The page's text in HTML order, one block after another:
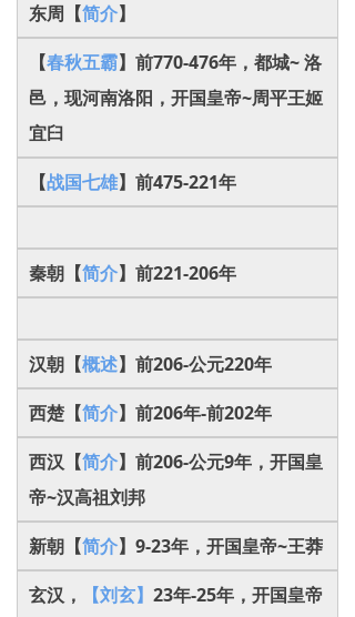
东周【简介】
【春秋五霸】前770-476年， 都城~洛
邑， 现河南洛阳， 开国皇帝~周平王姬
宜臼
【战国七雄】前475-221年
秦朝【简介】前221-206年
汉朝【概述】前206-公元220年
西楚【简介】前206年-前202年
西汉【简介】前206-公元9年，开国皇
帝~汉高祖刘邦
新朝【简介】9-23年，开国皇帝~王莽
玄汉，
【刘玄】 23年-25年，开国皇帝